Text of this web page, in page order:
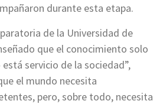
durante esta etapa.
de la Universidad de
que el conocimiento solo
servicio de la sociedad”,
el mundo necesita
pero, sobre todo, necesita